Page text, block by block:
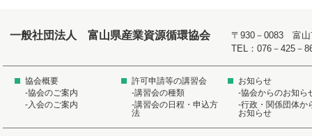
一般社団法人 富山県産業資源循環協会
〒930－0083 富山
TEL：076－425
協会概要
-協会のご案内
-入会のご案内
許可申請等の講習会
-講習会の種類
-講習会の日程・申込方
法
お知らせ
-協会からのお知ら
-行政・関係団体か
お知らせ